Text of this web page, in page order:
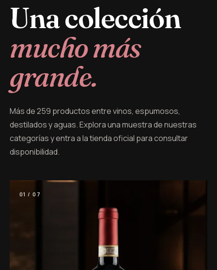
Una colección
mucho más
grande.
Más de 259 productos entre vinos, espumosos,
destilados y aguas. Explora una muestra de nuestras
categorías y entra a la tienda oficial para consultar
disponibilidad.
01 / 07